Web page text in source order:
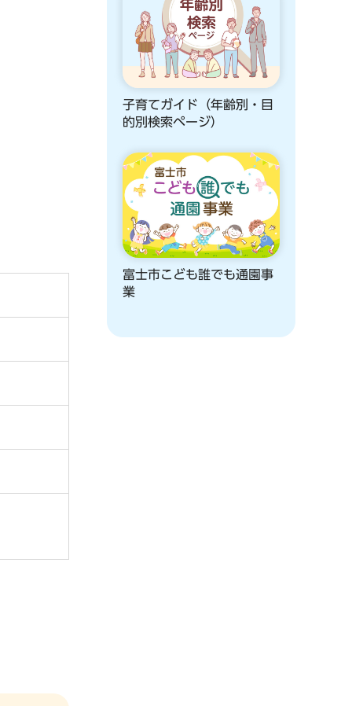
子育てガイド（年齢別・目
的別検索ページ）
富士市こども誰でも通園事
業